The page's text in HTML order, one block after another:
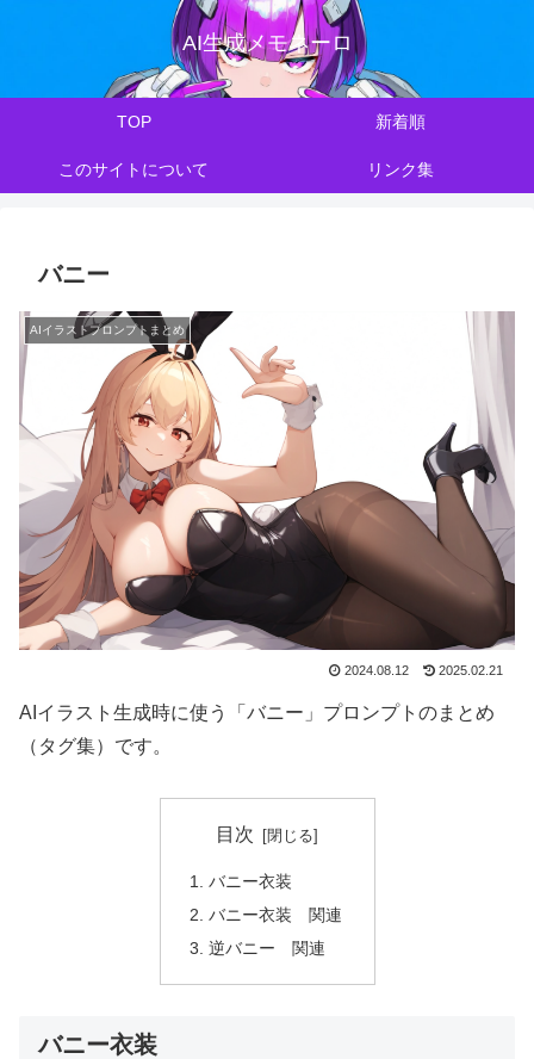
AI生成メモネーロ
TOP 新着順
このサイトについて リンク集
バニー
AIイラストプロンプトまとめ
2024.08.12 2025.02.21
AIイラスト生成時に使う「バニー」プロンプトのまとめ
（タグ集）です。
目次
バニー衣装
バニー衣装 関連
逆バニー 関連
バニー衣装